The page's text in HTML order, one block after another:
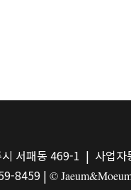
시 서패동 469-1 | 사업
8459 | ©